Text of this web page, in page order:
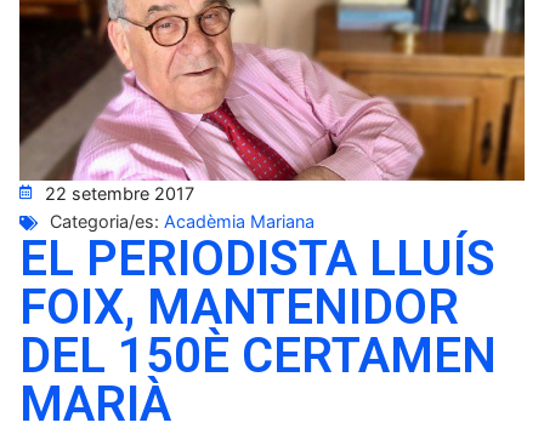
22 setembre 2017
Categoria/es: Acadèmia Mariana
EL PERIODISTA LLUÍS
FOIX, MANTENIDOR
DEL 150È CERTAMEN
MARIÀ